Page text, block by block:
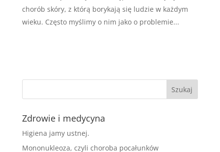
chorób skóry, z którą borykają się ludzie w każdym
wieku. Często myślimy o nim jako o problemie...
Zdrowie i medycyna
Higiena jamy ustnej.
Mononukleoza, czyli choroba pocałunków